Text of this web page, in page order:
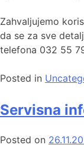
Zahvaljujemo
da se za sve
telefona 032 55
Posted in
Servisna
Posted on